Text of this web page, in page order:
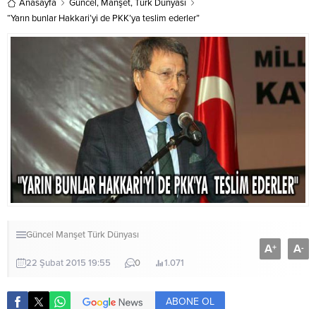
Anasayfa Güncel, Manşet,Türk Dünyası
“Yarın bunlar Hakkari’yi de PKK’ya teslim ederler”
Güncel ManşetTürk Dünyası
22 Şubat 2015 19:55 0 1.071
A+ A-
ABONE OL